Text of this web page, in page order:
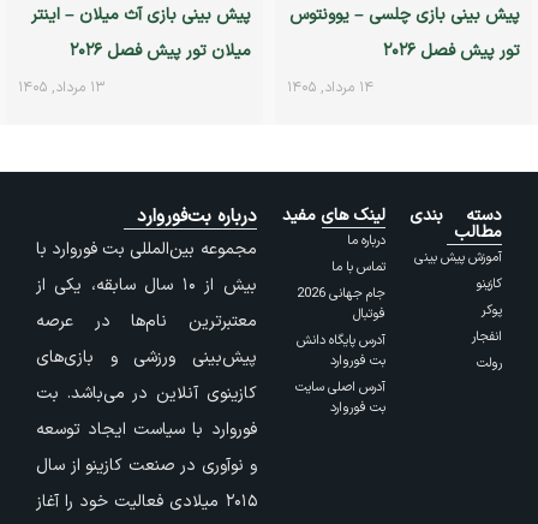
پیش بینی بازی چلسی – یوونتوس
تور پیش فصل ۲۰۲۶
۱۴ مرداد, ۱۴۰۵
پیش بینی بازی آث میلان – اینتر
میلان تور پیش فصل ۲۰۲۶
۱۳ مرداد, ۱۴۰۵
دسته بندی
مطالب
آموزش پیش بینی
کازینو
پوکر
انفجار
رولت
لینک های مفید
درباره ما
تماس با ما
جام جهانی 2026
فوتبال
آدرس پایگاه دانش
بت فوروارد
آدرس اصلی سایت
بت فوروارد
درباره بت‌فوروارد
مجموعه بین‌المللی بت فوروارد با
بیش از ۱۰ سال سابقه، یکی از
معتبرترین نام‌ها در عرصه
پیش‌بینی ورزشی و بازی‌های
کازینوی آنلاین در می‌باشد. بت
فوروارد با سیاست ایجاد توسعه
و نوآوری در صنعت کازینو از سال
۲۰۱۵ میلادی فعالیت خود را آغاز